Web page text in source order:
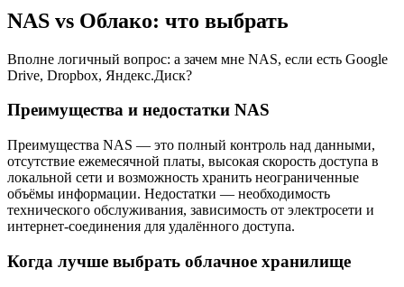
NAS vs Облако: что выбрать
Вполне логичный вопрос: а зачем мне NAS, если есть Google
Drive, Dropbox, Яндекс.Диск?
Преимущества и недостатки NAS
Преимущества NAS — это полный контроль над данными,
отсутствие ежемесячной платы, высокая скорость доступа в
локальной сети и возможность хранить неограниченные
объёмы информации. Недостатки — необходимость
технического обслуживания, зависимость от электросети и
интернет-соединения для удалённого доступа.
Когда лучше выбрать облачное хранилище